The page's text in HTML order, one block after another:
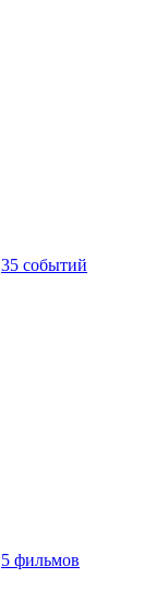
35 событий
5 фильмов